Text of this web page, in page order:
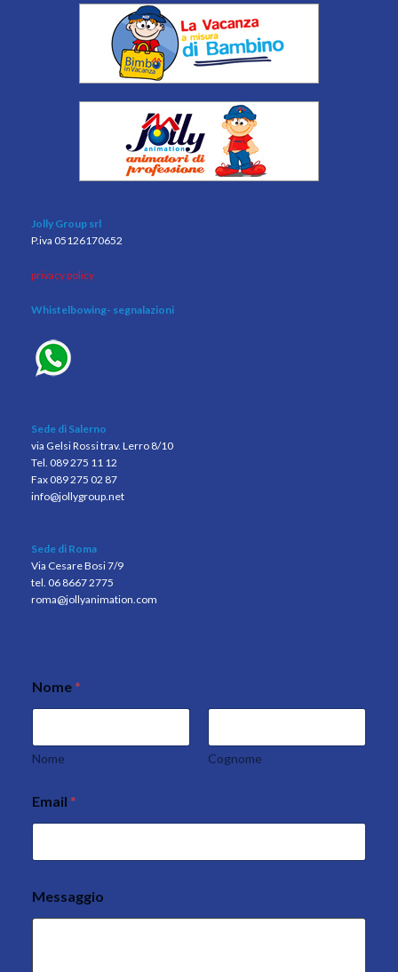
Jolly Group srl
P.iva 05126170652
privacy policy
Whistelbowing- segnalazioni
Sede di Salerno
via Gelsi Rossi trav. Lerro 8/10
Tel. 089 275 11 12
Fax 089 275 02 87
info@jollygroup.net
Sede di Roma
Via Cesare Bosi 7/9
tel. 06 8667 2775
roma@jollyanimation.com
Nome*
Nome Cognome
Email *
Messaggio